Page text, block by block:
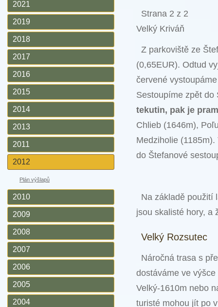
2021
2019
2018
2017
2016
2015
2014
2013
2011
2012
Plán výšlapů
2010
2009
2008
2007
2006
2005
2004
Strana 2 z 2
Velký Kriváň
Z parkoviště ze
(0,65EUR). Odtud
červené
Sestoupíme zpět
tekutin, pak je
Chlieb (1646m),
Medziholie
do Štefanové
Na základě použití
jsou skalisté hory, a
Velký Rozsutec
Náročná trasa s
dostáváme ve
Velký-1610m nebo
turisté mohou jít po